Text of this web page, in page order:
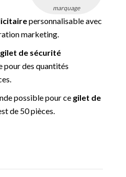
marquage
personnalisable avec
marketing.
gilet de sécurité
pour des quantités
possible pour ce gilet de
de 50 pièces.